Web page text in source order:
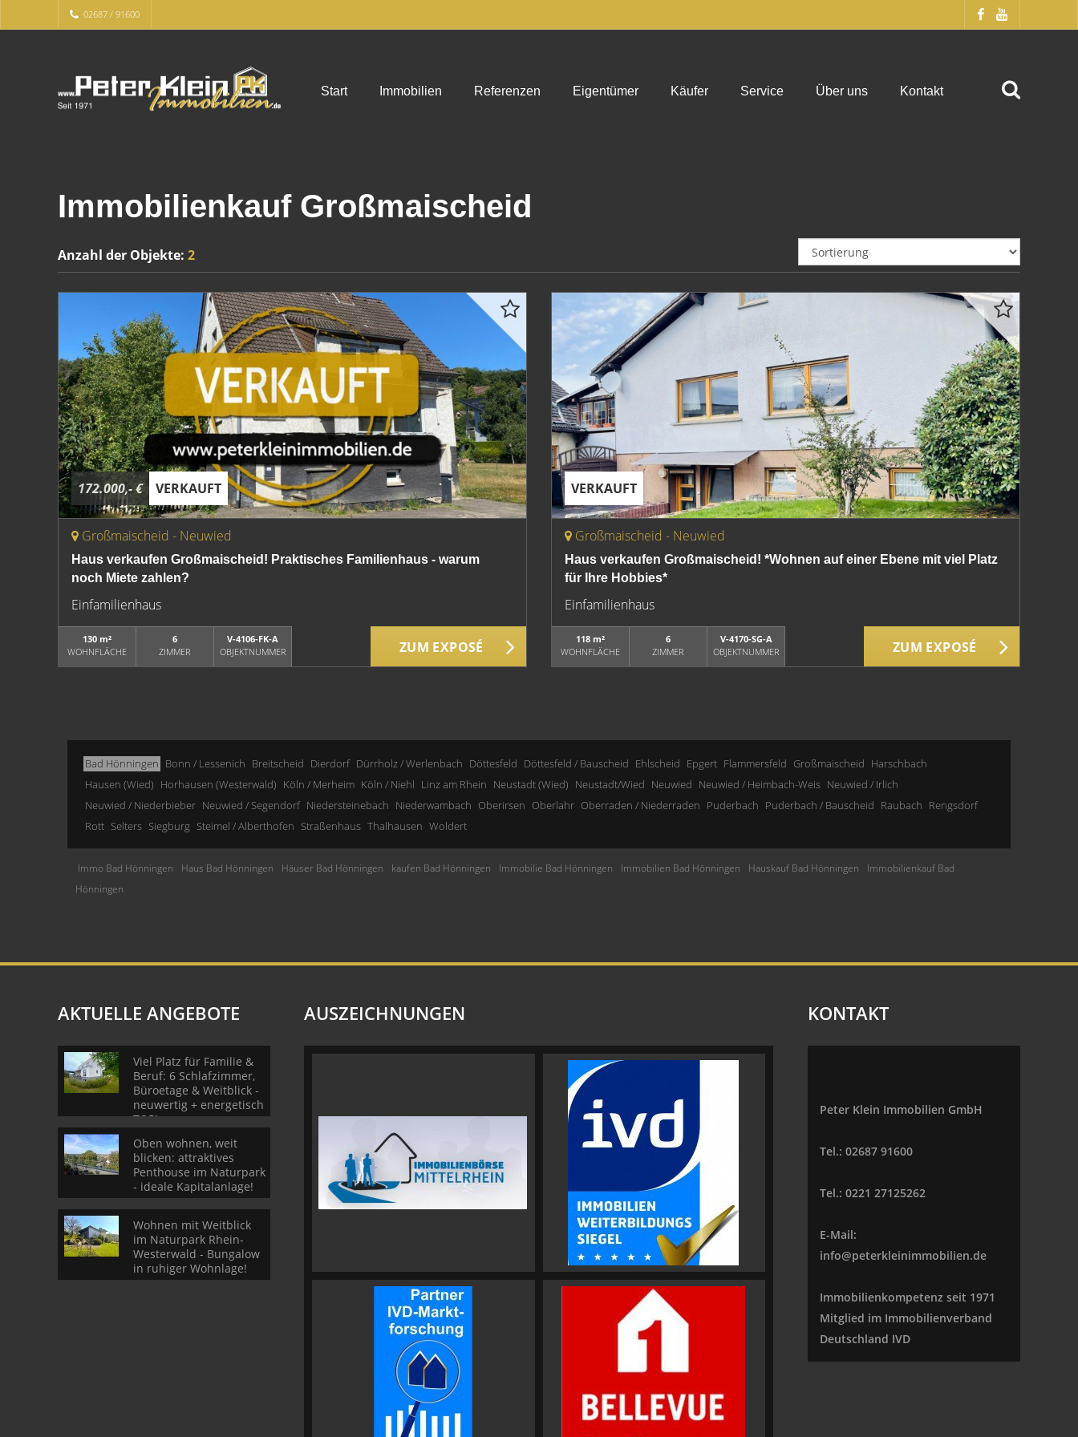
02687 / 91600
Start Immobilien Referenzen Eigentümer Käufer Service Über uns Kontakt
Immobilienkauf Großmaischeid
Anzahl der Objekte: 2
172.000,- € VERKAUFT
Großmaischeid - Neuwied
Haus verkaufen Großmaischeid! Praktisches Familienhaus - warum
noch Miete zahlen?
Einfamilienhaus
130 m²
WOHNFLÄCHE
6
ZIMMER
V-4106-FK-A
OBJEKTNUMMER
ZUM EXPOSÉ
VERKAUFT
Großmaischeid - Neuwied
Haus verkaufen Großmaischeid! *Wohnen auf einer Ebene mit viel Platz
für Ihre Hobbies*
Einfamilienhaus
118 m²
WOHNFLÄCHE
6
ZIMMER
V-4170-SG-A
OBJEKTNUMMER
ZUM EXPOSÉ
Bad Hönningen Bonn / Lessenich Breitscheid Dierdorf Dürrholz / Werlenbach Döttesfeld Döttesfeld / Bauscheid Ehlscheid Epgert Flammersfeld Großmaischeid Harschbach
Hausen (Wied) Horhausen (Westerwald) Köln / Merheim Köln / Niehl Linz am Rhein Neustadt (Wied) Neustadt/Wied Neuwied Neuwied / Heimbach-Weis Neuwied / Irlich
Neuwied / Niederbieber Neuwied / Segendorf Niedersteinebach Niederwambach Oberirsen Oberlahr Oberraden / Niederraden Puderbach Puderbach / Bauscheid Raubach Rengsdorf
Rott Selters Siegburg Steimel / Alberthofen Straßenhaus Thalhausen Woldert
Immo Bad Hönningen Haus Bad Hönningen Häuser Bad Hönningen kaufen Bad Hönningen Immobilie Bad Hönningen Immobilien Bad Hönningen Hauskauf Bad Hönningen
Immobilienkauf Bad
Hönningen
AKTUELLE ANGEBOTE
Viel Platz für Familie &
Beruf: 6 Schlafzimmer,
Büroetage & Weitblick -
neuwertig + energetisch
TOP!
Oben wohnen, weit
blicken: attraktives
Penthouse im Naturpark
- ideale Kapitalanlage!
Wohnen mit Weitblick
im Naturpark Rhein-
Westerwald - Bungalow
in ruhiger Wohnlage!
AUSZEICHNUNGEN KONTAKT
Peter Klein Immobilien GmbH
Tel.: 02687 91600
Tel.: 0221 27125262
E-Mail:
info@peterkleinimmobilien.de
Immobilienkompetenz seit 1971
Mitglied im Immobilienverband
Deutschland IVD